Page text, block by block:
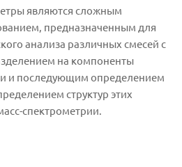
являются сложным
предназначенным для
анализа различных смесей с
на компоненты
и последующим определением
структур этих
спектрометрии.